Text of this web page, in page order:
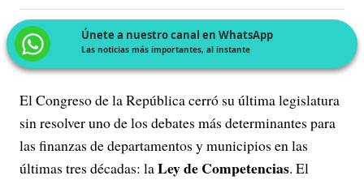
Únete a nuestro canal en WhatsApp
Las noticias más importantes, al instante
El Congreso de la República cerró su última legislatura
sin resolver uno de los debates más determinantes para
las finanzas de departamentos y municipios en las
últimas tres décadas: laLey de Competencias. El